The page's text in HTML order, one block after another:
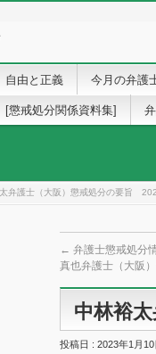
自由と正義 今月の弁護
[懲戒処分関係資料集]
弁護士（大阪）懲戒処分の要旨
← 弁護士懲戒処分
真也弁護士（大阪
中林裕
投稿日 : 2023年1月